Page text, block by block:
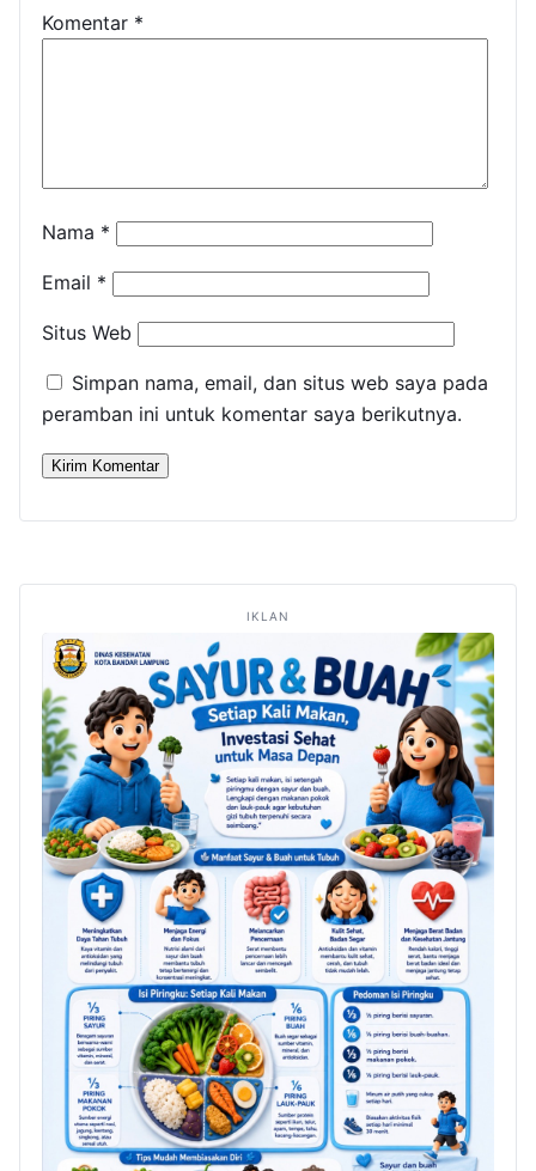
Komentar *
Nama *
Email *
Situs Web
Simpan nama, email, dan situs web saya pada
peramban ini untuk komentar saya berikutnya.
IKLAN